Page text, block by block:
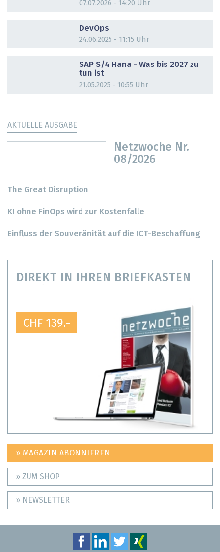
07.07.2026 - 14:20 Uhr
DevOps
24.06.2025 - 11:15 Uhr
SAP S/4 Hana - Was bis 2027 zu
tun ist
21.05.2025 - 10:55 Uhr
AKTUELLE AUSGABE
Netzwoche Nr.
08/2026
The Great Disruption
KI ohne FinOps wird zur Kostenfalle
Einfluss der Souveränität auf die ICT-Beschaffung
DIREKT IN IHREN BRIEFKASTEN
CHF 139.-
» MAGAZIN ABONNIEREN
» ZUM SHOP
» NEWSLETTER